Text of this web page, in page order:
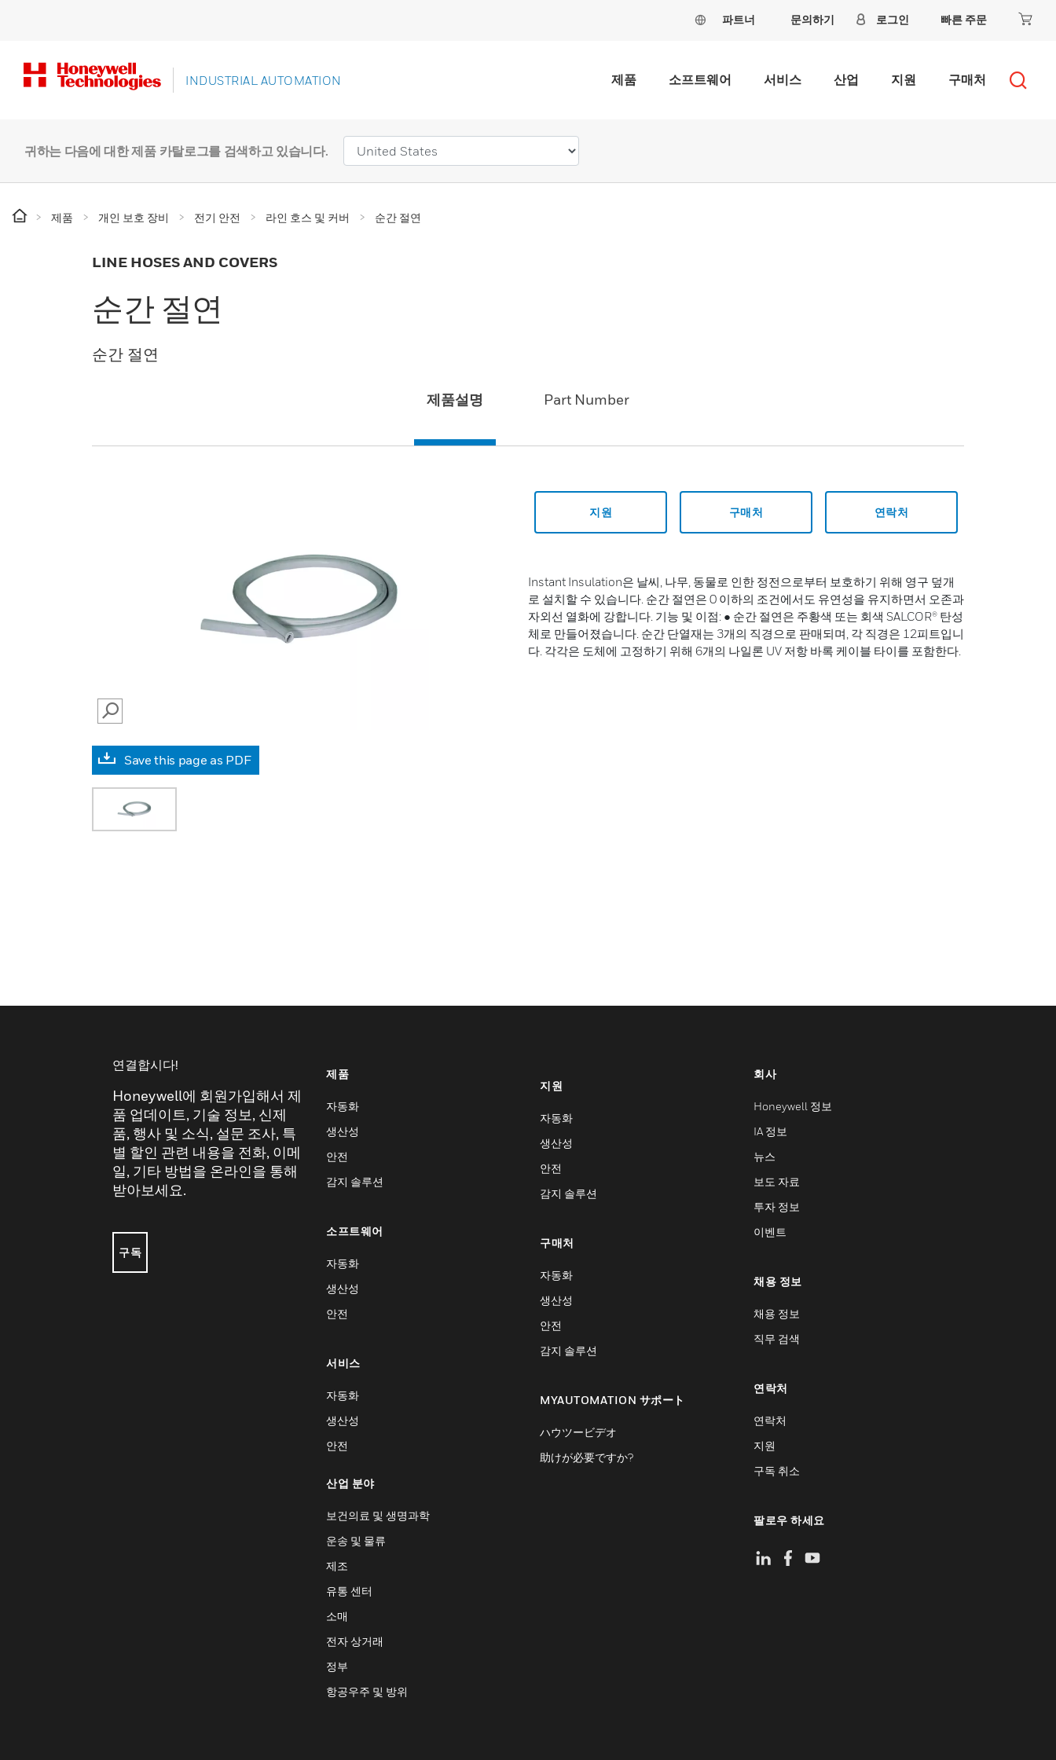
파트너 문의하기 로그인 빠른 주문
INDUSTRIAL AUTOMATION 제품 소프트웨어 서비스 산업 지원 구매처
귀하는 다음에 대한 제품 카탈로그를 검색하고 있습니다.
제품 개인 보호 장비 전기 안전 라인 호스 및 커버 순간 절연
LINE HOSES AND COVERS
순간 절연
순간 절연
제품설명 Part Number
SEARCH
Save this page as PDF
지원 구매처 연락처
Instant Insulation은 날씨, 나무, 동물로 인한 정전으로부터 보호하기 위해 영구 덮개
로 설치할 수 있습니다. 순간 절연은 0 이하의 조건에서도 유연성을 유지하면서 오존과
자외선 열화에 강합니다. 기능 및 이점: ● 순간 절연은 주황색 또는 회색 SALCOR® 탄성
체로 만들어졌습니다. 순간 단열재는 3개의 직경으로 판매되며, 각 직경은 12피트입니
다. 각각은 도체에 고정하기 위해 6개의 나일론 UV 저항 바록 케이블 타이를 포함한다.
연결합시다!
Honeywell에 회원가입해서 제
품 업데이트, 기술 정보, 신제
품, 행사 및 소식, 설문 조사, 특
별 할인 관련 내용을 전화, 이메
일, 기타 방법을 온라인을 통해
받아보세요.
구독
제품
자동화
생산성
안전
감지 솔루션
소프트웨어
자동화
생산성
안전
서비스
자동화
생산성
안전
산업 분야
보건의료 및 생명과학
운송 및 물류
제조
유통 센터
소매
전자 상거래
정부
항공우주 및 방위
지원
자동화
생산성
안전
감지 솔루션
구매처
자동화
생산성
안전
감지 솔루션
MYAUTOMATION サポート
ハウツービデオ
助けが必要ですか?
회사
Honeywell 정보
IA 정보
뉴스
보도 자료
투자 정보
이벤트
채용 정보
채용 정보
직무 검색
연락처
연락처
지원
구독 취소
팔로우 하세요